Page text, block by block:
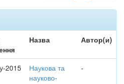
Назва Автор(и)
2015
Наукова та
науково-
-